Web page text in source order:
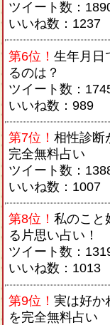
ツイート数：
いいね数：1237
第6位！ 生年月日
るのは？
ツイート数：
いいね数：989
第7位！ 相性診断
完全無料占い
ツイート数：
いいね数：1007
第8位！ 私のこと
る片思い占い！
ツイート数：
いいね数：1013
第9位！ 実は好か
を完全無料占い